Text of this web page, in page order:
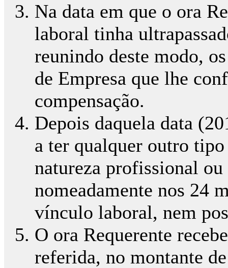
Na data em que o ora
laboral tinha
reunindo deste modo,
de Empresa que lhe
compensação.
Depois daquela data
a ter qualquer outro
natureza profissional
nomeadamente nos 24
vínculo laboral, nem
O ora Requerente
referida, no montante